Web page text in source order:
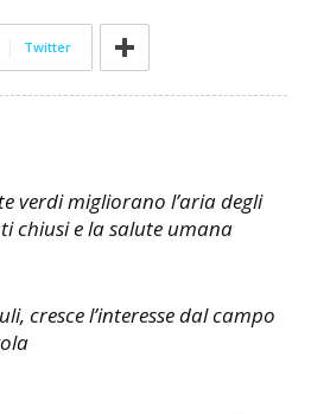
Twitter
verdi migliorano l’aria degli
chiusi e la salute umana
cresce l’interesse dal campo